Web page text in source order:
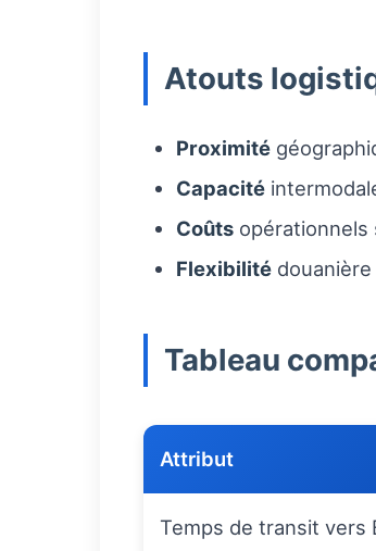
Atouts
Proximité
Capacité
Coûts opérationnels
Flexibilité
Tableau
Attribut
Temps de transit vers